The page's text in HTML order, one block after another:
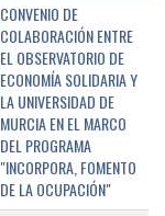
CONVENIO DE
COLABORACIÓN ENTRE
EL OBSERVATORIO DE
ECONOMÍA SOLIDARIA Y
LA UNIVERSIDAD DE
MURCIA EN EL MARCO
DEL PROGRAMA
"INCORPORA, FOMENTO
DE LA OCUPACIÓN"